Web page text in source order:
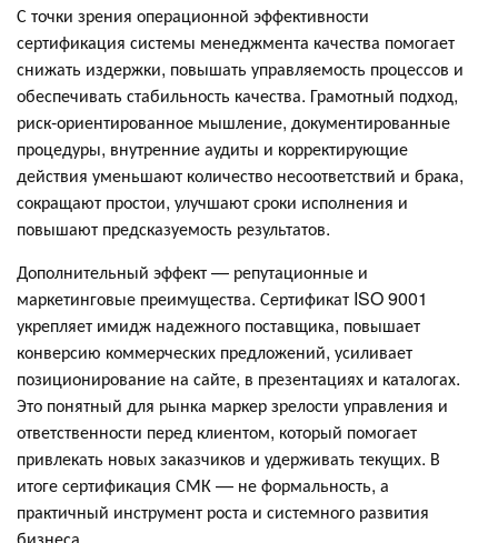
С точки зрения операционной эффективности
сертификация системы менеджмента качества помогает
снижать издержки, повышать управляемость процессов и
обеспечивать стабильность качества. Грамотный подход,
риск-ориентированное мышление, документированные
процедуры, внутренние аудиты и корректирующие
действия уменьшают количество несоответствий и брака,
сокращают простои, улучшают сроки исполнения и
повышают предсказуемость результатов.
Дополнительный эффект — репутационные и
маркетинговые преимущества. Сертификат ISO 9001
укрепляет имидж надежного поставщика, повышает
конверсию коммерческих предложений, усиливает
позиционирование на сайте, в презентациях и каталогах.
Это понятный для рынка маркер зрелости управления и
ответственности перед клиентом, который помогает
привлекать новых заказчиков и удерживать текущих. В
итоге сертификация СМК — не формальность, а
практичный инструмент роста и системного развития
бизнеса.